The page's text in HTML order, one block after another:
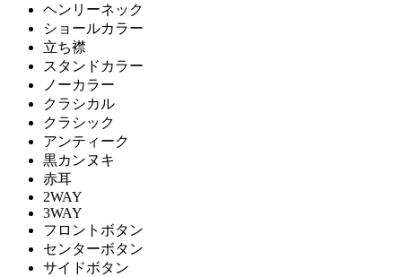
ヘンリーネック
ショールカラー
立ち襟
スタンドカラー
ノーカラー
クラシカル
クラシック
アンティーク
黒カンヌキ
赤耳
2WAY
3WAY
フロントボタン
センターボタン
サイドボタン